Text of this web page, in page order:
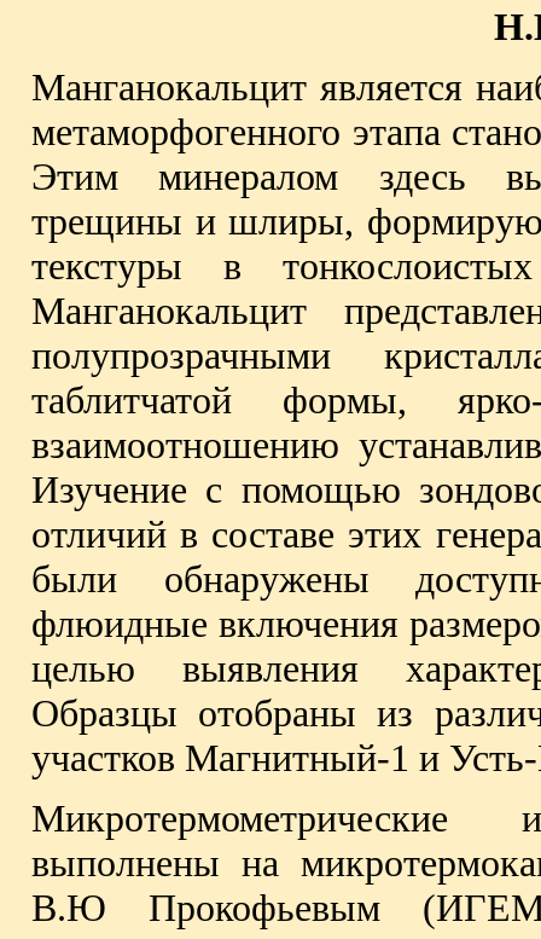
Манганокальцит является
метаморфогенного этапа
Этим минералом здесь
трещины и шлиры,
текстуры в
Манганокальцит
полупрозрачными
таблитчатой формы,
взаимоотношению
Изучение с помощью
отличий в составе этих
были обнаружены
флюидные включения
целью выявления
Образцы отобраны из
участков Магнитный-1 и
выполнены на
В.Ю Прокофьевым